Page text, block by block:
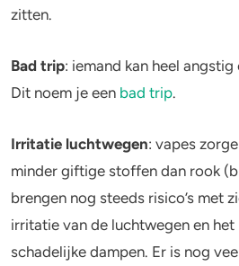
zitten.
Bad trip: iemand kan heel
Dit noem je een bad trip.
Irritatie luchtwegen: vapes
minder giftige stoffen dan rook
brengen nog steeds risico’s met
irritatie van de luchtwegen en
schadelijke dampen. Er is nog